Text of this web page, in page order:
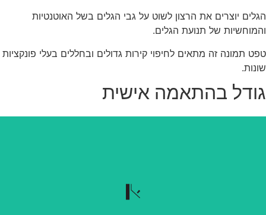
יוצרים את הרצון לשוט על גבי הגלים בשל האוטנטיות
של תנועת הגלים.
תמונה זה מתאים לחיפוי קירות גדולים ובחללים בעלי פונקציות
בהתאמה אישית
נשלף בקלות